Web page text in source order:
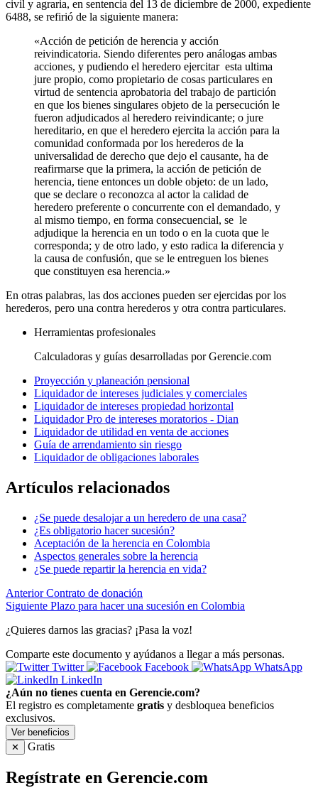
civil y agraria, en sentencia del 13 de diciembre de 2000, expediente
6488, se refirió de la siguiente manera:
«Acción de petición de herencia y acción
reivindicatoria. Siendo diferentes pero análogas ambas
acciones, y pudiendo el heredero ejercitar esta ultima
jure propio, como propietario de cosas particulares en
virtud de sentencia aprobatoria del trabajo de partición
en que los bienes singulares objeto de la persecución le
fueron adjudicados al heredero reivindicante; o jure
hereditario, en que el heredero ejercita la acción para la
comunidad conformada por los herederos de la
universalidad de derecho que dejo el causante, ha de
reafirmarse que la primera, la acción de petición de
herencia, tiene entonces un doble objeto: de un lado,
que se declare o reconozca al actor la calidad de
heredero preferente o concurrente con el demandado, y
al mismo tiempo, en forma consecuencial, se le
adjudique la herencia en un todo o en la cuota que le
corresponda; y de otro lado, y esto radica la diferencia y
la causa de confusión, que se le entreguen los bienes
que constituyen esa herencia.»
En otras palabras, las dos acciones pueden ser ejercidas por los
herederos, pero una contra herederos y otra contra particulares.
Herramientas profesionales
Calculadoras y guías desarrolladas por Gerencie.com
Proyección y planeación pensional
Liquidador de intereses judiciales y comerciales
Liquidador de intereses propiedad horizontal
Liquidador Pro de intereses moratorios - Dian
Liquidador de utilidad en venta de acciones
Guía de arrendamiento sin riesgo
Liquidador de obligaciones laborales
Artículos relacionados
¿Se puede desalojar a un heredero de una casa?
¿Es obligatorio hacer sucesión?
Aceptación de la herencia en Colombia
Aspectos generales sobre la herencia
¿Se puede repartir la herencia en vida?
Anterior Contrato de donación
Siguiente Plazo para hacer una sucesión en Colombia
¿Quieres darnos las gracias? ¡Pasa la voz!
Comparte este documento y ayúdanos a llegar a más personas.
Twitter
Facebook
WhatsApp
LinkedIn
¿Aún no tienes cuenta en Gerencie.com?
El registro es completamente gratis y desbloquea beneficios
exclusivos.
Ver beneficios
✕
Gratis
Regístrate en Gerencie.com